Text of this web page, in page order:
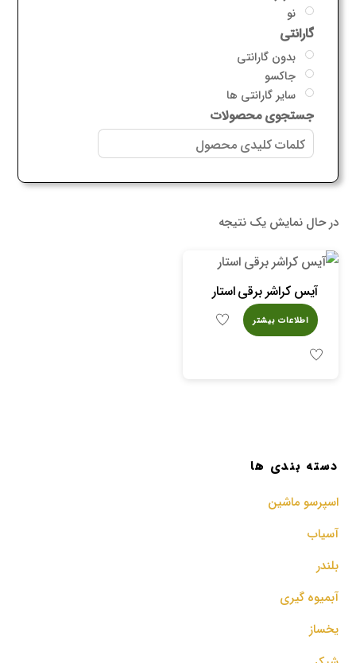
نو
گارانتی
بدون گارانتی
جاکسو
سایر گارانتی ها
جستجوی محصولات
در حال نمایش یک نتیجه
آیس کراشر برقی استار
اطلاعات بیشتر
دسته بندی ها
اسپرسو‌ ماشین
آسیاب
بلندر
آبمیوه گیری
یخساز